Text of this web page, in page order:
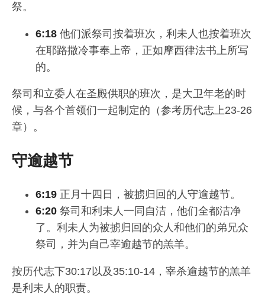
祭。
6:18 他们派祭司按着班次，利未人也按着班次
在耶路撒冷事奉上帝，正如摩西律法书上所写
的。
祭司和立委人在圣殿供职的班次，是大卫年老的时
候，与各个首领们一起制定的（参考历代志上23-26
章）。
守逾越节
6:19 正月十四日，被掳归回的人守逾越节。
6:20 祭司和利未人一同自洁，他们全都洁净
了。利未人为被掳归回的众人和他们的弟兄众
祭司，并为自己宰逾越节的羔羊。
按历代志下30:17以及35:10-14，宰杀逾越节的羔羊
是利未人的职责。